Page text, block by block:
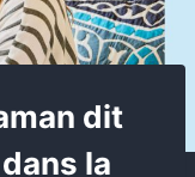
dit
la